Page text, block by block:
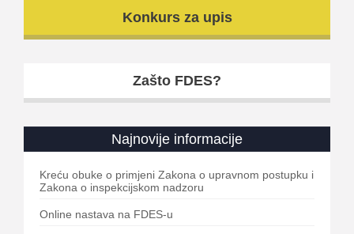
Konkurs za upis
Zašto FDES?
Najnovije informacije
Kreću obuke o primjeni Zakona o upravnom postupku i
Zakona o inspekcijskom nadzoru
Online nastava na FDES-u